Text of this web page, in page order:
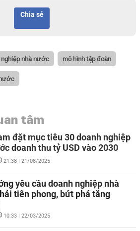
Chia sẻ
nhà nước mô hình tập đoàn
tâm
đặt mục tiêu 30 doanh nghiệp
doanh thu tỷ USD vào 2030
21:38 | 21/08/2025
yêu cầu doanh nghiệp nhà
tiên phong, bứt phá tăng
10:33 | 22/03/2025